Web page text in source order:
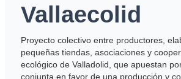
Vallaecolid
Proyecto colectivo entre productores,
pequeñas tiendas, asociaciones y
ecológico de Valladolid, que apuestan
conjunta en favor de una producción y